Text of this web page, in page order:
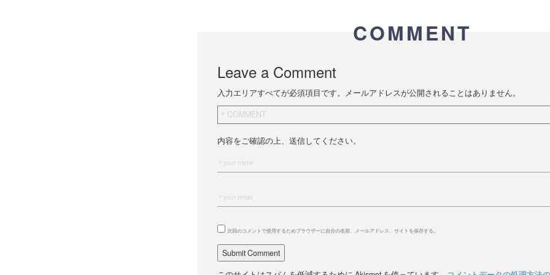
COMMENT
Leave a Comment
入力エリアすべてが必須項目です。メールアドレスが公開されることはありません。
内容をご確認の上、送信してください。
次回のコメントで使用するためブラウザーに自分の名前、メールアドレス、サイトを保存する。